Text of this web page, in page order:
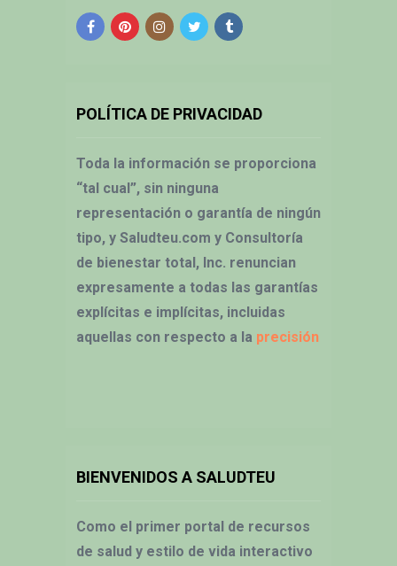
POLÍTICA DE PRIVACIDAD
Toda la información se proporciona
“tal cual”, sin ninguna
representación o garantía de ningún
tipo, y Saludteu.com y Consultoría
de bienestar total, Inc. renuncian
expresamente a todas las garantías
explícitas e implícitas, incluidas
aquellas con respecto a la precisión
BIENVENIDOS A SALUDTEU
Como el primer portal de recursos
de salud y estilo de vida interactivo